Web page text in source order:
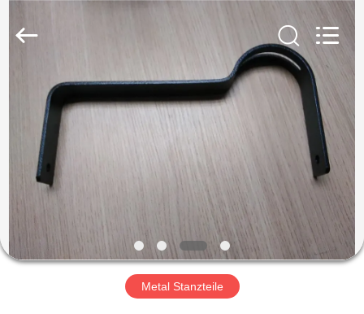
HAUSE
PRODUKTE
VIDEOS
ÜBER
Rights
Metal Stanzteile